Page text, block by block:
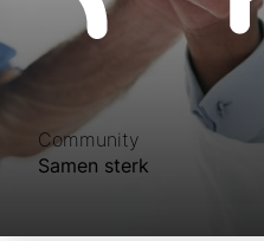
Community
Samen sterk